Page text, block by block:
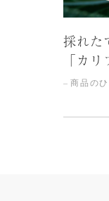
採れた
「カ
商品の